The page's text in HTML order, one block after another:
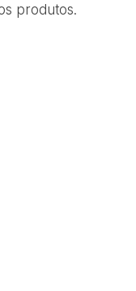
produtos.